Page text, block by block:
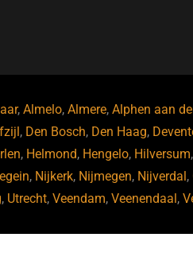
, Almelo, Almere, Alphen aan
, Den Bosch, Den Haag,
, Helmond, Hengelo, Hilversum,
, Nijkerk, Nijmegen, Nijverdal,
, Utrecht, Veendam, Veenendaal,